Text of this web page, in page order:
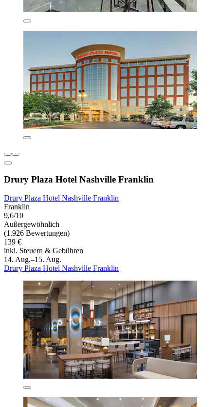
Drury Plaza Hotel Nashville Franklin
Drury Plaza Hotel Nashville Franklin
Franklin
9,6/10
Außergewöhnlich
(1.926 Bewertungen)
139 €
inkl. Steuern & Gebühren
14. Aug.–15. Aug.
Drury Plaza Hotel Nashville Franklin